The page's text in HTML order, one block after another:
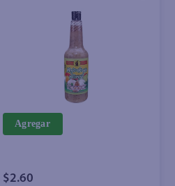
Agregar
$2.60